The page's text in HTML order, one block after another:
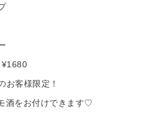
お客様限定！
酒をお付けできます♡